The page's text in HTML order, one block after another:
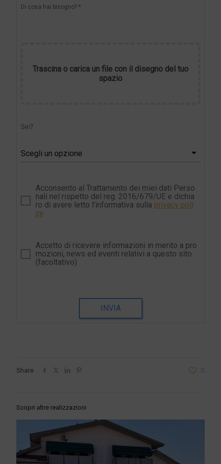
Di cosa hai bisogno? *
Trascina o carica un file con il disegno del tuo
spazio
Sei?
Scegli un opzione
Acconsento al Trattamento dei miei dati Perso
nali nel rispetto del reg. 2016/679/UE e dichia
ro di avere letto l'informativa sulla privacy poli
cy
Accetto di ricevere informazioni in merito a pro
mozioni, news ed eventi relativi a questo sito.
(facoltativo)
INVIA
Share 0
Scopri altre realizzazioni